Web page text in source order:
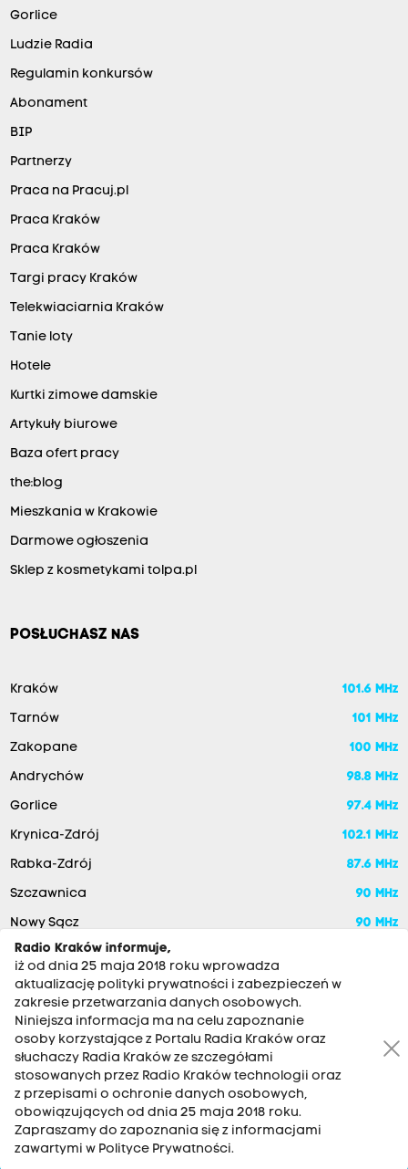
Gorlice
Ludzie Radia
Regulamin konkursów
Abonament
BIP
Partnerzy
Praca na Pracuj.pl
Praca Kraków
Praca Kraków
Targi pracy Kraków
Telekwiaciarnia Kraków
Tanie loty
Hotele
Kurtki zimowe damskie
Artykuły biurowe
Baza ofert pracy
the:blog
Mieszkania w Krakowie
Darmowe ogłoszenia
Sklep z kosmetykami tolpa.pl
POSŁUCHASZ NAS
Kraków 101.6 MHz
Tarnów 101 MHz
Zakopane 100 MHz
Andrychów 98.8 MHz
Gorlice 97.4 MHz
Krynica-Zdrój 102.1 MHz
Rabka-Zdrój 87.6 MHz
Szczawnica 90 MHz
Nowy Sącz 90 MHz
RADIO KRAKÓW SA. Aleja Juliusza Słowackiego 22, 30-007
Kraków
Antena: 12 200 33 33
Radio Kraków informuje,
iż od dnia 25 maja 2018 roku wprowadza
aktualizację polityki prywatności i zabezpieczeń w
zakresie przetwarzania danych osobowych.
Niniejsza informacja ma na celu zapoznanie
osoby korzystające z Portalu Radia Kraków oraz
słuchaczy Radia Kraków ze szczegółami
stosowanych przez Radio Kraków technologii oraz
z przepisami o ochronie danych osobowych,
obowiązujących od dnia 25 maja 2018 roku.
Zapraszamy do zapoznania się z informacjami
zawartymi w Polityce Prywatności.